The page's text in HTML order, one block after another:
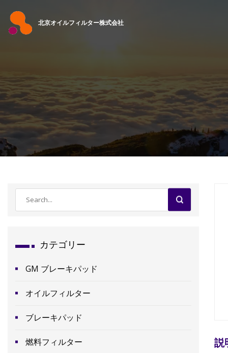
北京オイルフィルター株式会社
カテゴリー
GM ブレーキパッド
オイルフィルター
ブレーキパッド
燃料フィルター 説